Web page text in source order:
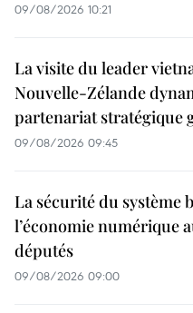
09/08/2026 10:21
La visite du leader
Nouvelle-Zélande
partenariat stratégique
09/08/2026 09:45
La sécurité du système
l’économie numérique
députés
09/08/2026 09:00